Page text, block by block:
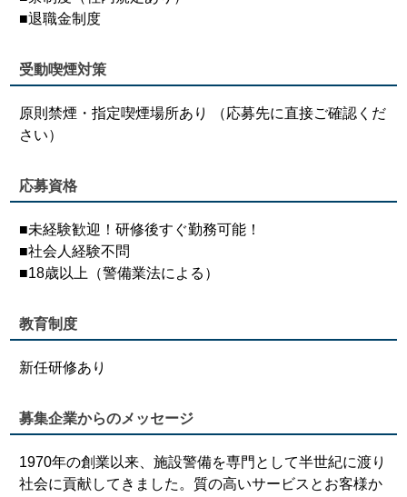
■退職金制度
受動喫煙対策
原則禁煙・指定喫煙場所あり （応募先に直接ご確認くだ
さい）
応募資格
■未経験歓迎！研修後すぐ勤務可能！
■社会人経験不問
■18歳以上（警備業法による）
教育制度
新任研修あり
募集企業からのメッセージ
1970年の創業以来、施設警備を専門として半世紀に渡り
社会に貢献してきました。質の高いサービスとお客様か